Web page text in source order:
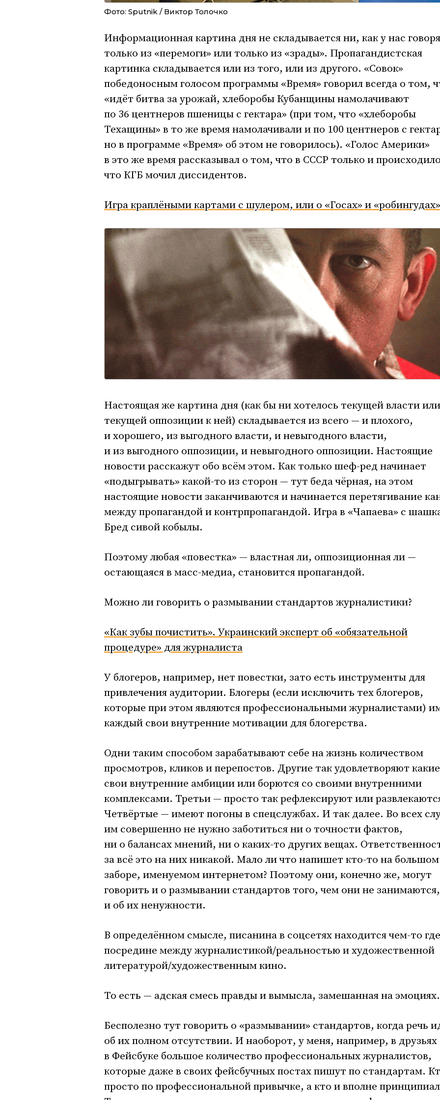
Фото: Sputnik / Виктор Толочко
Информационная картина дня не складывается ни, как у нас
только из «перемоги» или только из «зрады». Пропагандистская
картинка складывается или из того, или из другого. «Совок»
победоносным голосом программы «Время» говорил всегда о том,
«идёт битва за урожай, хлеборобы Кубанщины намолачивают
по 36 центнеров пшеницы с гектара» (при том, что «хлеборобы
Техащины» в то же время намолачивали и по 100 центнеров с
но в программе «Время» об этом не говорилось). «Голос Америки»
в это же время рассказывал о том, что в СССР только и
что КГБ мочил диссидентов.
Игра краплёными картами с шулером, или о «Госах» и «робингудах»
Настоящая же картина дня (как бы ни хотелось текущей власти или
текущей оппозиции к ней) складывается из всего — и плохого,
и хорошего, из выгодного власти, и невыгодного власти,
и из выгодного оппозиции, и невыгодного оппозиции. Настоящие
новости расскажут обо всём этом. Как только шеф-ред начинает
«подыгрывать» какой-то из сторон — тут беда чёрная, на этом
настоящие новости заканчиваются и начинается перетягивание
между пропагандой и контрпропагандой. Игра в «Чапаева» с
Бред сивой кобылы.
Поэтому любая «повестка» — властная ли, оппозиционная ли —
остающаяся в масс-медиа, становится пропагандой.
Можно ли говорить о размывании стандартов журналистики?
«Как зубы почистить». Украинский эксперт об «обязательной
процедуре» для журналиста
У блогеров, например, нет повестки, зато есть инструменты для
привлечения аудитории. Блогеры (если исключить тех блогеров,
которые при этом являются профессиональными журналистами)
каждый свои внутренние мотивации для блогерства.
Одни таким способом зарабатывают себе на жизнь количеством
просмотров, кликов и перепостов. Другие так удовлетворяют
свои внутренние амбиции или борются со своими внутренними
комплексами. Третьи — просто так рефлексируют или
Четвёртые — имеют погоны в спецслужбах. И так далее. Во всех
им совершенно не нужно заботиться ни о точности фактов,
ни о балансах мнений, ни о каких-то других вещах.
за всё это на них никакой. Мало ли что напишет кто-то на большом
заборе, именуемом интернетом? Поэтому они, конечно же, могут
говорить и о размывании стандартов того, чем они не занимаются,
и об их ненужности.
В определённом смысле, писанина в соцсетях находится чем-то
посредине между журналистикой/реальностью и художественной
литературой/художественным кино.
То есть — адская смесь правды и вымысла, замешанная на эмоциях.
Бесполезно тут говорить о «размывании» стандартов, когда речь
об их полном отсутствии. И наоборот, у меня, например, в друзьях
в Фейсбуке большое количество профессиональных журналистов,
которые даже в своих фейсбучных постах пишут по стандартам.
просто по профессиональной привычке, а кто и вполне